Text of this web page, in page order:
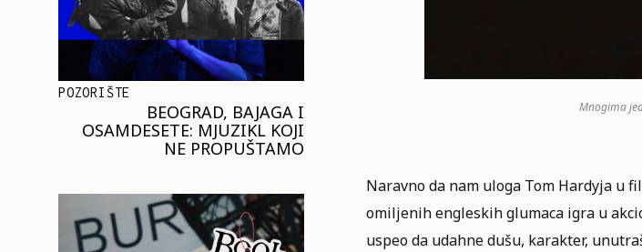
POZORIŠTE
BEOGRAD, BAJAGA I
OSAMDESETE: MJUZIKL KOJI
NE PROPUŠTAMO
Mnogima
Naravno da nam uloga Tom Hardyja u
omiljenih engleskih glumaca igra u
uspeo da udahne dušu, karakter,